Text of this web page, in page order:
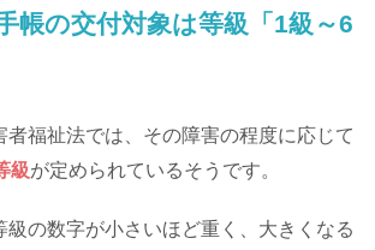
帳の交付対象は等級「1級～6
者福祉法では、その障害の程度に応じて
級が定められているそうです。
級の数字が小さいほど重く、大きくなる